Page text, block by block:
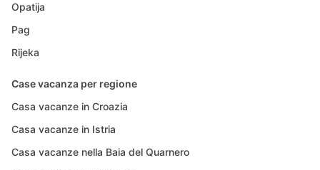
Opatija
Pag
Rijeka
Case vacanza per regione
Casa vacanze in Croazia
Casa vacanze in Istria
Casa vacanze nella Baia del Quarnero